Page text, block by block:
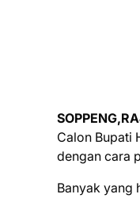
Calon Bupati
dengan cara
Banyak yang